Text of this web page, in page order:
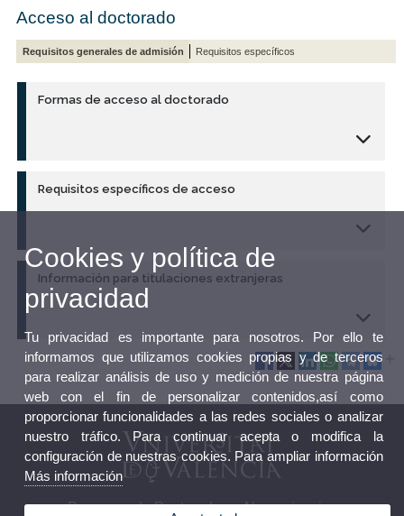
Acceso al doctorado
Requisitos generales de admisión Requisitos específicos
Formas de acceso al doctorado
Requisitos específicos de acceso
Información para titulaciones extranjeras
Programa de Doctorado en Neurociencias
Cookies y política de
privacidad
Tu privacidad es importante para nosotros. Por ello te
informamos que utilizamos cookies propias y de terceros
para realizar análisis de uso y medición de nuestra página
web con el fin de personalizar contenidos,así como
proporcionar funcionalidades a las redes sociales o analizar
nuestro tráfico. Para continuar acepta o modifica la
configuración de nuestras cookies. Para ampliar información
Más información